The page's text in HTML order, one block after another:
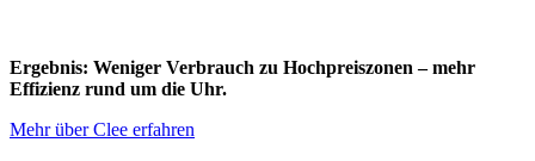
Ergebnis: Weniger Verbrauch zu Hochpreiszonen – mehr
Effizienz rund um die Uhr.
Mehr über Clee erfahren